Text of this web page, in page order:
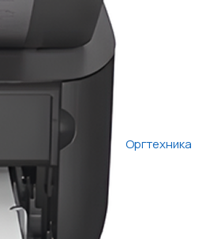
Оргтехника